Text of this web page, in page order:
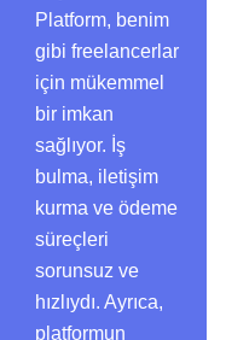
Platform, benim
gibi freelancerlar
için mükemmel
bir imkan
sağlıyor. İş
bulma, iletişim
kurma ve ödeme
süreçleri
sorunsuz ve
hızlıydı. Ayrıca,
platformun